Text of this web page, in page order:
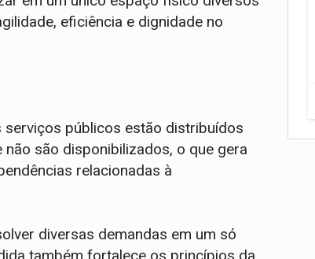
eficiência e dignidade no
serviços públicos estão distribuídos
são disponibilizados, o que gera
relacionadas à
diversas demandas em um só
também fortalece os princípios da